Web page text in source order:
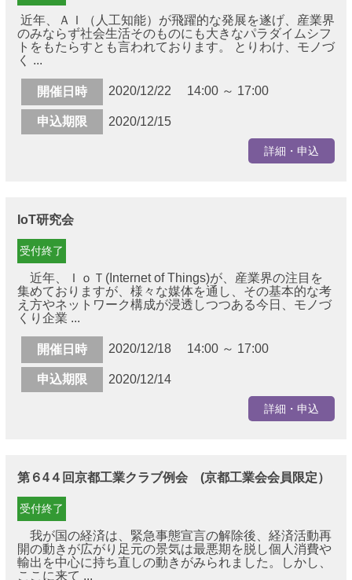
近年、ＡＩ（人工知能）が飛躍的な発展を遂げ、産業界
のみならず社会生活そのものにも大きなパラダイムシフ
トをもたらすとも言われております。 とりわけ、モノづ
く ...
開催日時 2020/12/22 14:00 ～ 17:00
申込期限 2020/12/15
詳細・申込
IoT研究会
受付終了
近年、ＩｏＴ(Internet of Things)が、産業界の注目を
集めておりますが、様々な媒体を通し、その基本的な考
え方やネットワーク構成が浸透しつつある今日、モノづ
くり企業 ...
開催日時 2020/12/18 14:00 ～ 17:00
申込期限 2020/12/14
詳細・申込
第６4４回京都工業クラブ例会 (京都工業会会員限定）
受付終了
我が国の経済は、緊急事態宣言の解除後、経済活動再
開の動きが広がり足元の景気は最悪期を脱し個人消費や
輸出を中心に持ち直しの動きがみられました。しかし、
ここに来て ...